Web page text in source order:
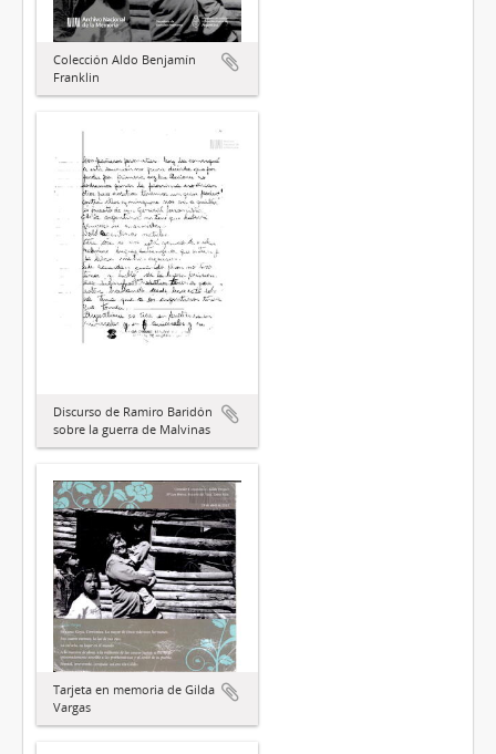
Colección Aldo Benjamín
Franklin
Discurso de Ramiro Baridón
sobre la guerra de Malvinas
Tarjeta en memoria de Gilda
Vargas